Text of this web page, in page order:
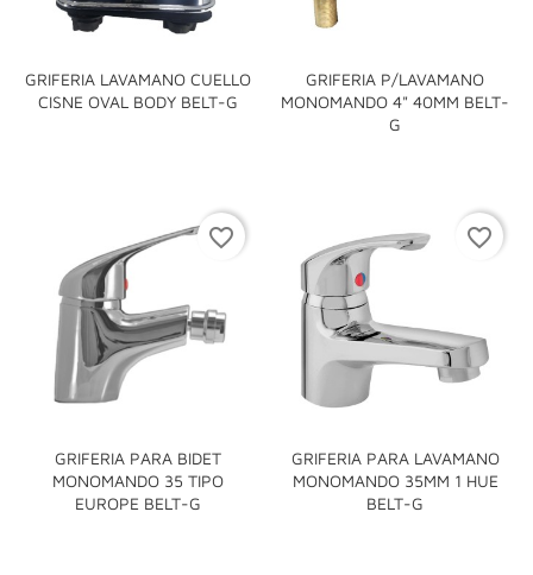
GRIFERIA LAVAMANO CUELLO
CISNE OVAL BODY BELT-G
GRIFERIA P/LAVAMANO
MONOMANDO 4" 40MM BELT-
G
GRIFERIA PARA BIDET
MONOMANDO 35 TIPO
EUROPE BELT-G
favorite_border
GRIFERIA PARA LAVAMANO
MONOMANDO 35MM 1 HUE
BELT-G
favorite_border